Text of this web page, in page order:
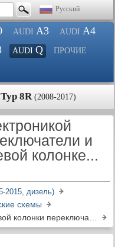
Русский
AUDI A3 AUDI A4
AUDI Q ПРОЧИЕ
8R(2008-2017)
и
колонке...
2015, дизель)
схемы